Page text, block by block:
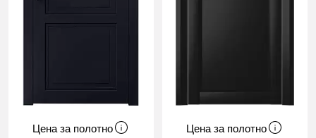
Цена за полотно Цена за полотно